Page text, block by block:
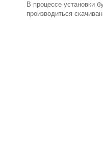
В процессе установки
производиться